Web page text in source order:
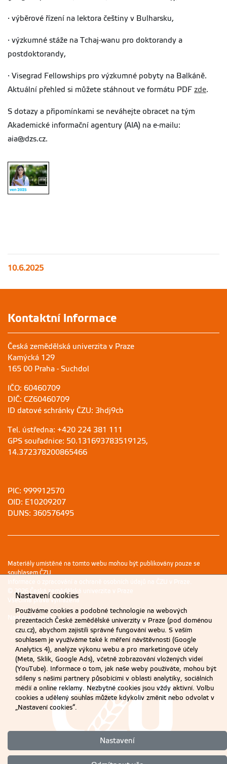
· výběrové řízení na lektora češtiny v Bulharsku,
· výzkumné stáže na Tchaj-wanu pro doktorandy a
postdoktorandy,
· Visegrad Fellowships pro výzkumné pobyty na Balkáně.
Aktuální přehled si můžete stáhnout ve formátu PDF zde.
S dotazy a připomínkami se neváhejte obracet na tým
Akademické informační agentury (AIA) na e-mailu:
aia@dzs.cz.
10.6.2025
Kontaktní informace
Česká zemědělská univerzita v Praze
Kamýcká 129
165 00 Praha - Suchdol
IČO: 60460709
DIČ: CZ60460709
ID datové schránky ČZU: 3hdj9cb
Tel. ústředna: +420 224 381 111
GPS souřadnice: 50.131693783519125,
14.372378200865466
PIC: 999912570
OID: E10209207
DUNS: 360576495
Materiály umístěné na tomto webu mohou být publikovány pouze se
souhlasem ČZU.
Informace o zpracování a ochraně osobních údajů na ČZU v Praze.
© 2026 Česká zemědělská univerzita v Praze
Všechna práva vyhrazena
Nastavení cookies
Nastavení cookies
Používáme cookies a podobné technologie na webových
prezentacích České zemědělské univerzity v Praze (pod doménou
czu.cz), abychom zajistili správné fungování webu. S vaším
souhlasem je využíváme také k měření návštěvnosti (Google
Analytics 4), analýze výkonu webu a pro marketingové účely
(Meta, Sklik, Google Ads), včetně zobrazování vložených videí
(YouTube). Informace o tom, jak naše weby používáte, mohou být
sdíleny s našimi partnery působícími v oblasti analytiky, sociálních
médií a online reklamy. Nezbytné cookies jsou vždy aktivní. Volbu
cookies a udělený souhlas můžete kdykoliv změnit nebo odvolat v
„Nastavení cookies“.
Nastavení